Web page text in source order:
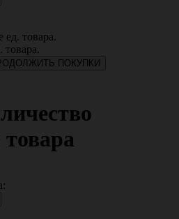
ед. товара.
товара.
ПОКУПКИ